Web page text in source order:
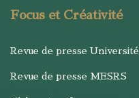
Focus et Créativité
Revue de presse Université
Revue de presse MESRS